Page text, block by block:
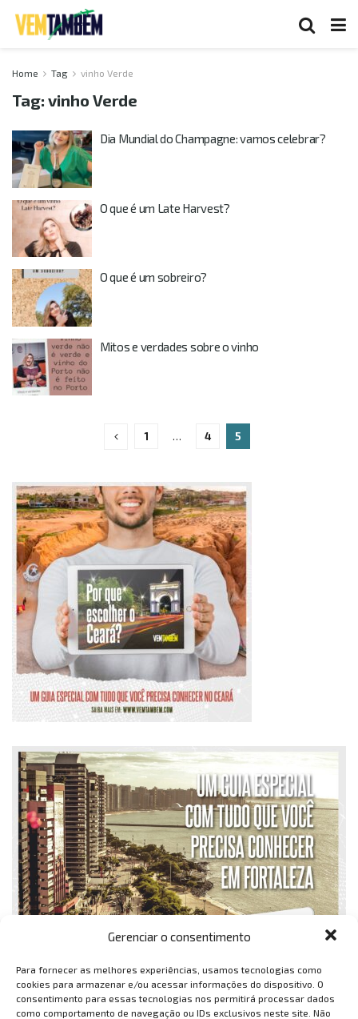
Gerenciar o consentimento
Para fornecer as melhores experiências, usamos tecnologias como
cookies para armazenar e/ou acessar informações do dispositivo. O
consentimento para essas tecnologias nos permitirá processar dados
como comportamento de navegação ou IDs exclusivos neste site. Não
Home Tag vinho Verde
Tag: vinho Verde
Dia Mundial do Champagne: vamos celebrar?
O que é um Late Harvest?
O que é um sobreiro?
Mitos e verdades sobre o vinho
1 … 4 5